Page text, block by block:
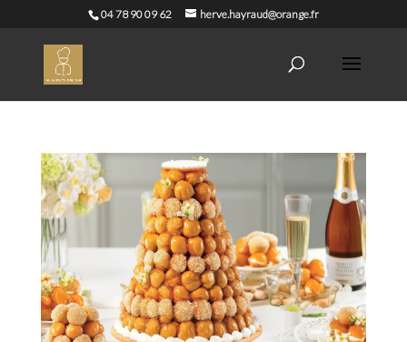
04 78 90 09 62 herve.hayraud@orange.fr